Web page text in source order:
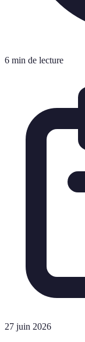
6 min de lecture
27 juin 2026